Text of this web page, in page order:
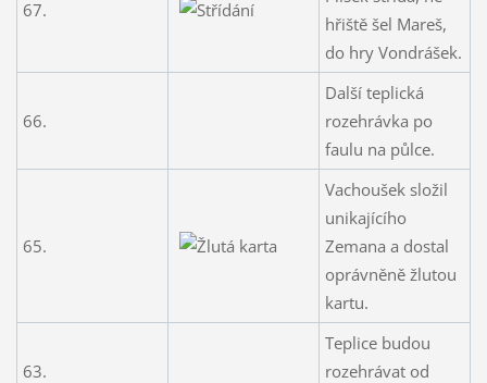
67.
hřiště šel Mareš,
do hry Vondrášek.
66.
Další teplická
rozehrávka po
faulu na půlce.
65.
Vachoušek složil
unikajícího
Zemana a dostal
oprávněně žlutou
kartu.
63.
Teplice budou
rozehrávat od